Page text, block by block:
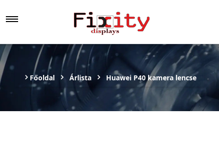
Főoldal Árlista Huawei P40 kamera lencse